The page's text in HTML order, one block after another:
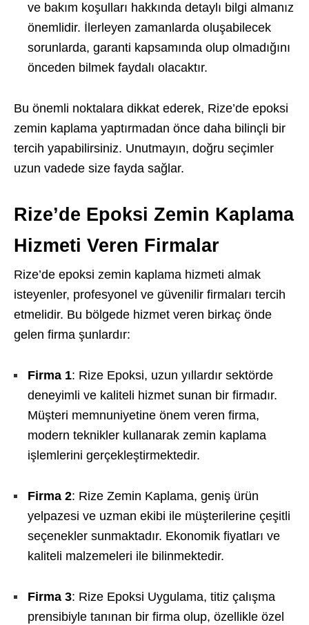
ve bakım koşulları hakkında detaylı bilgi almanız
önemlidir. İlerleyen zamanlarda oluşabilecek
sorunlarda, garanti kapsamında olup olmadığını
önceden bilmek faydalı olacaktır.
Bu önemli noktalara dikkat ederek, Rize’de epoksi
zemin kaplama yaptırmadan önce daha bilinçli bir
tercih yapabilirsiniz. Unutmayın, doğru seçimler
uzun vadede size fayda sağlar.
Rize’de Epoksi Zemin Kaplama
Hizmeti Veren Firmalar
Rize’de epoksi zemin kaplama hizmeti almak
isteyenler, profesyonel ve güvenilir firmaları tercih
etmelidir. Bu bölgede hizmet veren birkaç önde
gelen firma şunlardır:
Firma 1: Rize Epoksi, uzun yıllardır sektörde
deneyimli ve kaliteli hizmet sunan bir firmadır.
Müşteri memnuniyetine önem veren firma,
modern teknikler kullanarak zemin kaplama
işlemlerini gerçekleştirmektedir.
Firma 2: Rize Zemin Kaplama, geniş ürün
yelpazesi ve uzman ekibi ile müşterilerine çeşitli
seçenekler sunmaktadır. Ekonomik fiyatları ve
kaliteli malzemeleri ile bilinmektedir.
Firma 3: Rize Epoksi Uygulama, titiz çalışma
prensibiyle tanınan bir firma olup, özellikle özel